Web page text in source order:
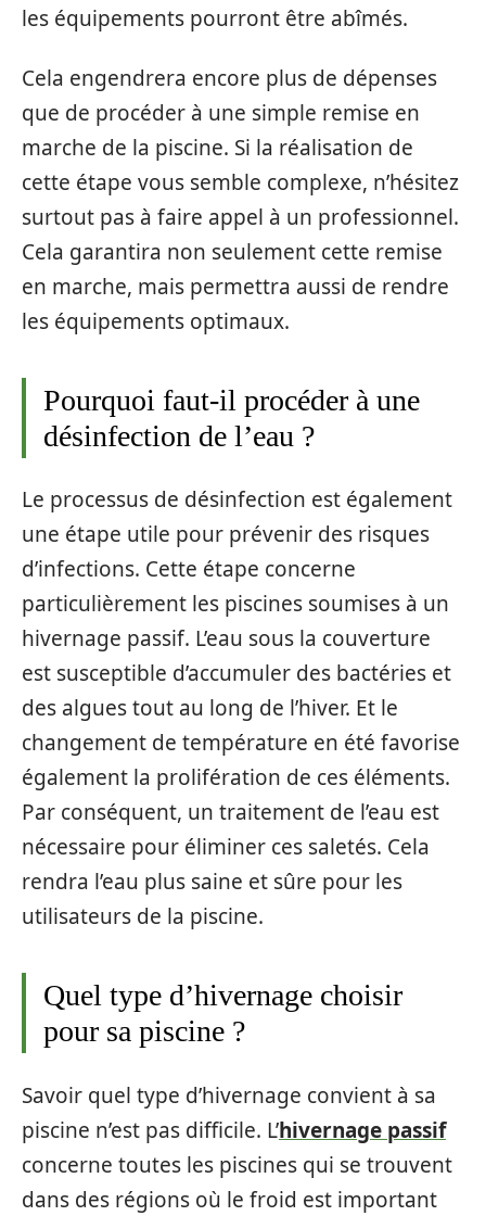
les équipements pourront être abîmés.
Cela engendrera encore plus de dépenses
que de procéder à une simple remise en
marche de la piscine. Si la réalisation de
cette étape vous semble complexe, n’hésitez
surtout pas à faire appel à un professionnel.
Cela garantira non seulement cette remise
en marche, mais permettra aussi de rendre
les équipements optimaux.
Pourquoi faut-il procéder à une
désinfection de l’eau ?
Le processus de désinfection est également
une étape utile pour prévenir des risques
d’infections. Cette étape concerne
particulièrement les piscines soumises à un
hivernage passif. L’eau sous la couverture
est susceptible d’accumuler des bactéries et
des algues tout au long de l’hiver. Et le
changement de température en été favorise
également la prolifération de ces éléments.
Par conséquent, un traitement de l’eau est
nécessaire pour éliminer ces saletés. Cela
rendra l’eau plus saine et sûre pour les
utilisateurs de la piscine.
Quel type d’hivernage choisir
pour sa piscine ?
Savoir quel type d’hivernage convient à sa
piscine n’est pas difficile. L’hivernage passif
concerne toutes les piscines qui se trouvent
dans des régions où le froid est important